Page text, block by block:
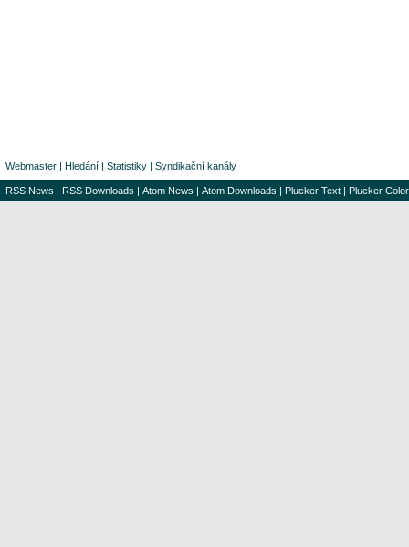
Webmaster | Hledání | Statistiky | Syndikační kanály
RSS News | RSS Downloads | Atom News | Atom Downloads | Plucker Text | Plucker Color